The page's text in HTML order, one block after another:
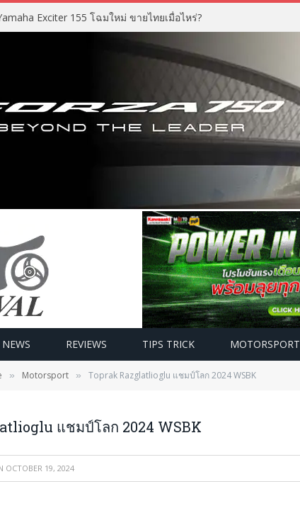
Exciter 155 โฉมใหม่ ขายไทยเมื่อไหร่?
REVIEWS TIPS TRICK MOTORSPORT
» Motorsport » Toprak Razglatlioglu แชมป์โลก 2024 WSBK
แชมป์โลก 2024 WSBK
OCTOBER 19, 2024